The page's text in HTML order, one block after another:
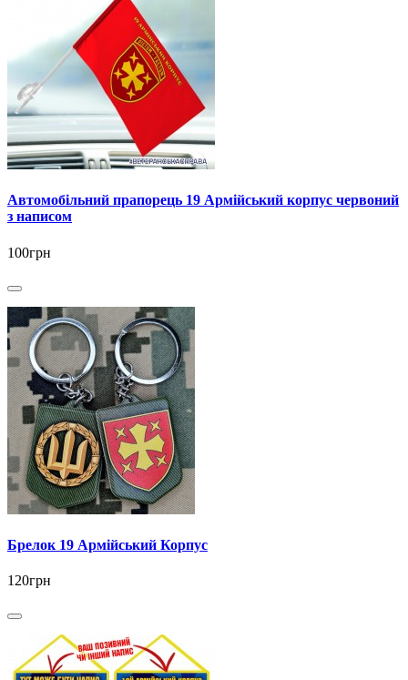
Автомобільний прапорець 19 Армійський корпус червоний
з написом
100грн
Брелок 19 Армійський Корпус
120грн